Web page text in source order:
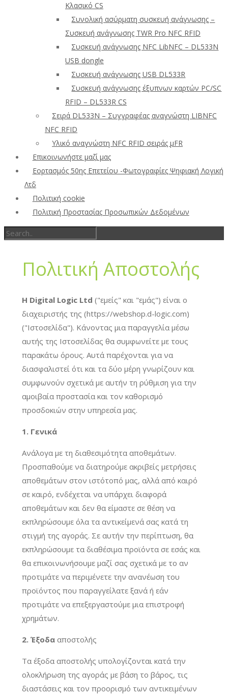
Κλασικό CS
Συνολική ασύρματη συσκευή ανάγνωσης –
Συσκευή ανάγνωσης TWR Pro NFC RFID
Συσκευή ανάγνωσης NFC LibNFC – DL533N
USB dongle
Συσκευή ανάγνωσης USB DL533R
Συσκευή ανάγνωσης έξυπνων καρτών PC/SC
RFID – DL533R CS
Σειρά DL533N – Συγγραφέας αναγνώστη LIBNFC
NFC RFID
Υλικό αναγνώστη NFC RFID σειράς μFR
Επικοινωνήστε μαζί μας
Εορτασμός 50ης Επετείου -Φωτογραφίες Ψηφιακή Λογική
Λτδ
Πολιτική cookie
Πολιτική Προστασίας Προσωπικών Δεδομένων
Πολιτική Αποστολής
Η Digital Logic Ltd ("εμείς" και "εμάς") είναι ο
διαχειριστής της (https://webshop.d-logic.com)
("Ιστοσελίδα"). Κάνοντας μια παραγγελία μέσω
αυτής της Ιστοσελίδας θα συμφωνείτε με τους
παρακάτω όρους. Αυτά παρέχονται για να
διασφαλιστεί ότι και τα δύο μέρη γνωρίζουν και
συμφωνούν σχετικά με αυτήν τη ρύθμιση για την
αμοιβαία προστασία και τον καθορισμό
προσδοκιών στην υπηρεσία μας.
1. Γενικά
Ανάλογα με τη διαθεσιμότητα αποθεμάτων.
Προσπαθούμε να διατηρούμε ακριβείς μετρήσεις
αποθεμάτων στον ιστότοπό μας, αλλά από καιρό
σε καιρό, ενδέχεται να υπάρχει διαφορά
αποθεμάτων και δεν θα είμαστε σε θέση να
εκπληρώσουμε όλα τα αντικείμενά σας κατά τη
στιγμή της αγοράς. Σε αυτήν την περίπτωση, θα
εκπληρώσουμε τα διαθέσιμα προϊόντα σε εσάς και
θα επικοινωνήσουμε μαζί σας σχετικά με το αν
προτιμάτε να περιμένετε την ανανέωση του
προϊόντος που παραγγείλατε ξανά ή εάν
προτιμάτε να επεξεργαστούμε μια επιστροφή
χρημάτων.
2. Έξοδα αποστολής
Τα έξοδα αποστολής υπολογίζονται κατά την
ολοκλήρωση της αγοράς με βάση το βάρος, τις
διαστάσεις και τον προορισμό των αντικειμένων